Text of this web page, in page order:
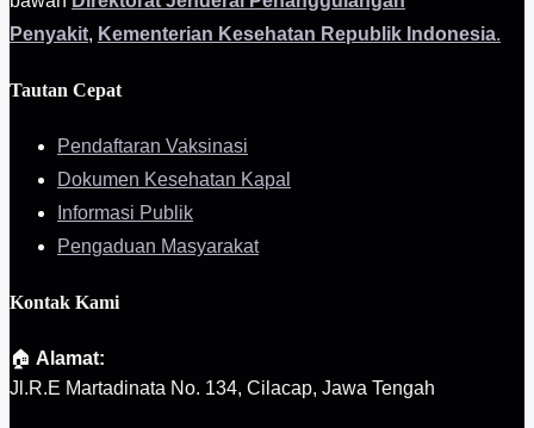
Penyakit, Kementerian Kesehatan Republik Indonesia.
Tautan Cepat
Pendaftaran Vaksinasi
Dokumen Kesehatan Kapal
Informasi Publik
Pengaduan Masyarakat
Kontak Kami
🏠 Alamat:
Jl.R.E Martadinata No. 134, Cilacap, Jawa Tengah